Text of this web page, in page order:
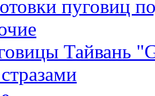
пуговиц
Тайвань